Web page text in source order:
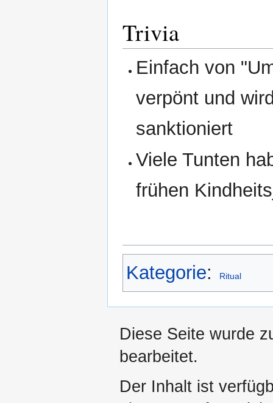
Trivia
Einfach von
verpönt und
sanktioniert
Viele Tunten
frühen
Kategorie: Ritual
Diese Seite wurde
bearbeitet.
Der Inhalt ist